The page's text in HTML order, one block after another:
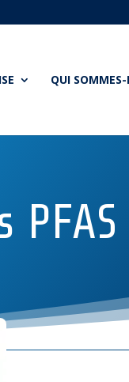
QUI SOMMES-